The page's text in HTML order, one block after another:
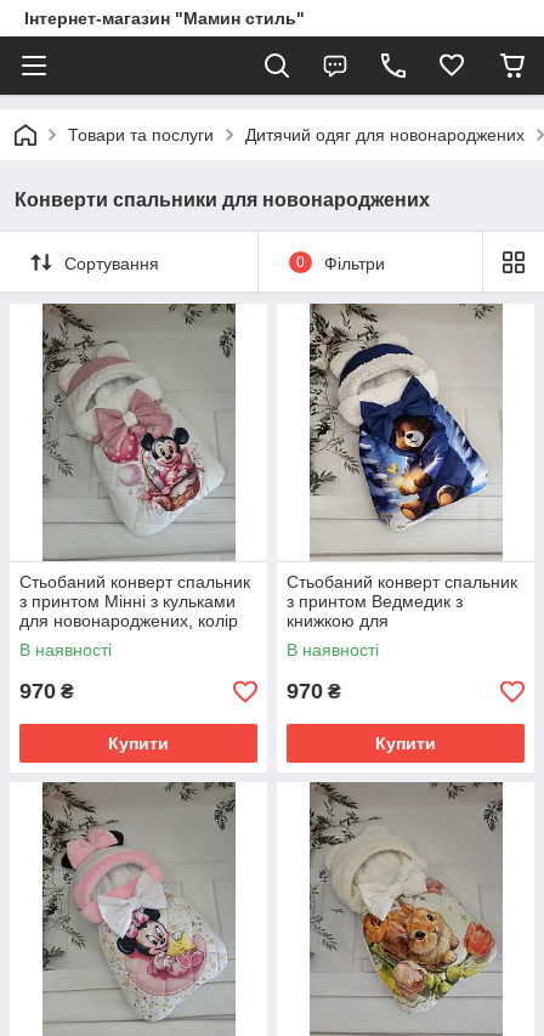
Інтернет-магазин "Мамин стиль"
Товари та послуги Дитячий одяг для новонароджених
Конверти спальники для новонароджених
Сортування 0 Фільтри
Стьобаний конверт спальник
з принтом Мінні з кульками
для новонароджених, колір
білий з пудровим
В наявності
970 ₴
Купити
Стьобаний конверт спальник
з принтом Ведмедик з
книжкою для
новонароджених, синій
В наявності
970 ₴
Купити